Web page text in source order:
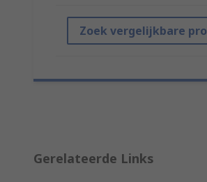
Zoek vergelijkbare
Gerelateerde Links